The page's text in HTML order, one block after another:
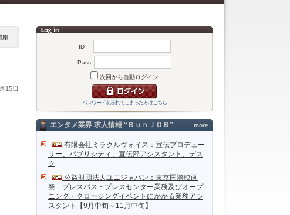
ID
Pass
次回から自動ログイン
パスワードを忘れてしまった方はこちら
more
エンタメ業界 求人情報 “ＢｕｎＪＯＢ”
有限会社ミラクルヴォイス：宣伝プロデュー
サー、パブリシティ、宣伝部アシスタント、デス
ク
公益財団法人ユニジャパン：東京国際映画
祭 プレスパス・プレスセンター業務及びオープ
ニング・クロージングイベントにかかる業務アシ
スタント【9月中旬～11月中旬】
15日